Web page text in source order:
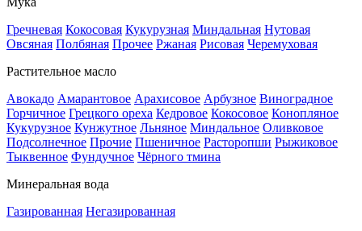
Гречневая Кокосовая Кукурузная Миндальная Нутовая
Овсяная Полбяная Прочее Ржаная Рисовая Черемуховая
Растительное масло
Авокадо Амарантовое Арахисовое Арбузное Виноградное
Горчичное Грецкого ореха Кедровое Кокосовое Конопляное
Кукурузное Кунжутное Льняное Миндальное Оливковое
Подсолнечное Прочие Пшеничное Расторопши Рыжиковое
Тыквенное Фундучное Чёрного тмина
Минеральная вода
Газированная Негазированная